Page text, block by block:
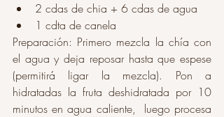
2 cdas de chia + 6 cdas de agua
1 cdta de canela
Preparación: Primero mezcla la chía con
el agua y deja reposar hasta que espese
(permitirá ligar la mezcla). Pon a
hidratadas la fruta deshidratada por 10
minutos en agua caliente,  luego procesa